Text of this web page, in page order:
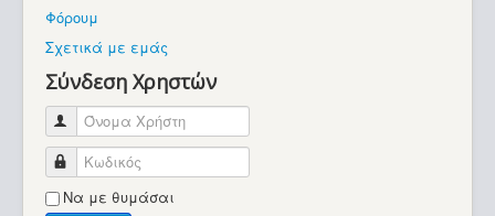
Βρίσκεστε εδώ:
Φόρουμ
Σχετικά με εμάς
Σύνδεση Χρηστών
Όνομα Χρήστη
Κωδικός
Να με θυμάσαι